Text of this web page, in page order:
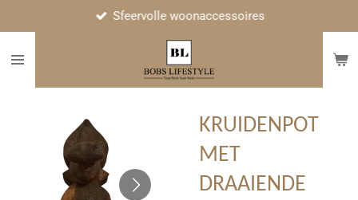
naar
Sfeervolle woonaccessoires
KRUIDENPOT
MET
DRAAIENDE